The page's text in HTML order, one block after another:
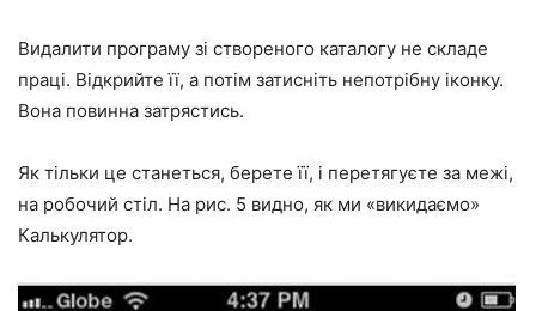
Видалити програму зі створеного каталогу не складе
праці. Відкрийте її, а потім затисніть непотрібну іконку.
Вона повинна затрястись.
Як тільки це станеться, берете її, і перетягуєте за межі,
на робочий стіл. На рис. 5 видно, як ми «викидаємо»
Калькулятор.